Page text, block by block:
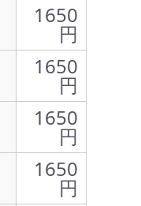
1650
円
1650
円
1650
円
1650
円